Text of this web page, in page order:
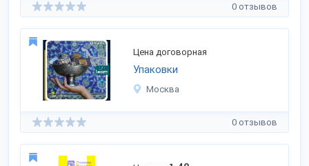
0 отзывов
Цена договорная
Упаковки
Москва
0 отзывов